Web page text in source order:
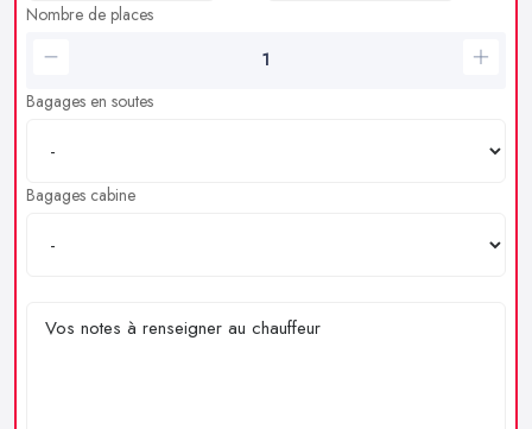
Nombre de places
Bagages en soutes
Bagages cabine